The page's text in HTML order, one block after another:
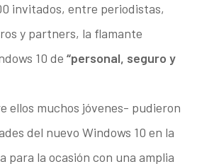
invitados, entre periodistas,
y partners, la flamante
10 de “personal, seguro y
ellos muchos jóvenes- pudieron
del nuevo Windows 10 en la
para la ocasión con una amplia